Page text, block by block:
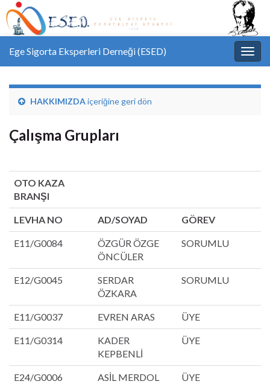
Ege Sigorta Eksperleri Derneği (ESED)
HAKKIMIZDAiçeriğine geri dön
Çalışma Grupları
OTO KAZA
BRANŞI
LEVHA NO AD/SOYAD GÖREV
E11/G0084
ÖZGÜR ÖZGE
ÖNCÜLER
SORUMLU
E12/G0045
SERDAR
ÖZKARA
SORUMLU
E11/G0037 EVREN ARAS ÜYE
E11/G0314
KADER
KEPBENLİ
ÜYE
E24/G0006 ASİL MERDOL ÜYE